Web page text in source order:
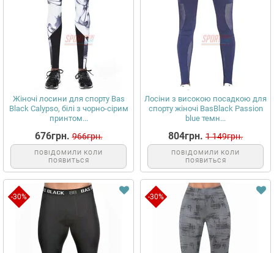
Жіночі лосини для спорту Bas
Black Calypso, білі з чорно-сірим
принтом...
676грн. 966грн.
ПОВІДОМИЛИ КОЛИ
ПОЯВИТЬСЯ
Лосіни з високою посадкою для
спорту жіночі BasBlack Passion
blue темн...
804грн. 1 149грн.
ПОВІДОМИЛИ КОЛИ
ПОЯВИТЬСЯ
-30% -30%